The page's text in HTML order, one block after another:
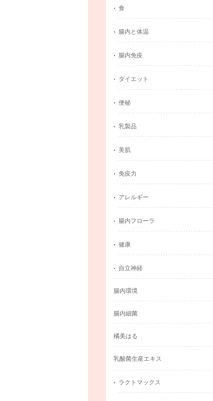
食
腸内と体温
腸内免疫
ダイエット
便秘
乳製品
美肌
免疫力
アレルギー
腸内フローラ
健康
自立神経
腸内環境
腸内細菌
橘美はる
乳酸菌生産エキス
ラクトマックス